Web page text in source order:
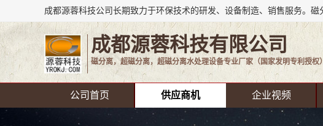
成都源蓉科技有限公司
磁分离，超磁分离，超磁分离水处理设备专业厂家（国家发明专利授权）
公司首页 供应商机 企业视频